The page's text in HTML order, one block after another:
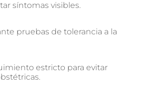
síntomas visibles.
pruebas de tolerancia a la
estricto para evitar